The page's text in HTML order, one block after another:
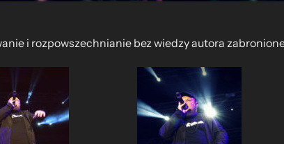
i rozpowszechnianie bez wiedzy autora